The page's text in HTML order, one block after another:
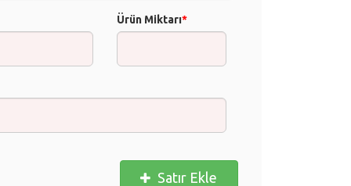
Ürün Miktarı*
Satır Ekle